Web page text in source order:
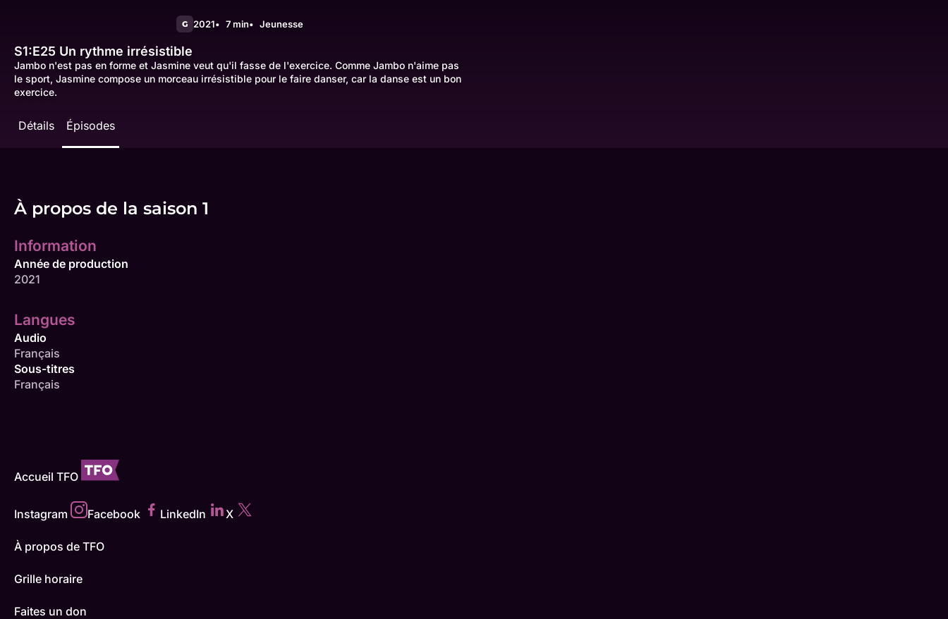
G 2021 7 min Jeunesse
S1:E25 Un rythme irrésistible
Jambo n'est pas en forme et Jasmine veut qu'il fasse de l'exercice. Comme Jambo n'aime pas
le sport, Jasmine compose un morceau irrésistible pour le faire danser, car la danse est un bon
exercice.
Détails Épisodes
À propos de la saison 1
Information
Année de production
2021
Langues
Audio
Français
Sous-titres
Français
Accueil TFO
Instagram Facebook LinkedIn X
À propos de TFO
Grille horaire
Faites un don